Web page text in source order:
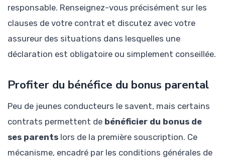
responsable. Renseignez-vous précisément sur les
clauses de votre contrat et discutez avec votre
assureur des situations dans lesquelles une
déclaration est obligatoire ou simplement conseillée.
Profiter du bénéfice du bonus parental
Peu de jeunes conducteurs le savent, mais certains
contrats permettent de bénéficier du bonus de
ses parents lors de la première souscription. Ce
mécanisme, encadré par les conditions générales de